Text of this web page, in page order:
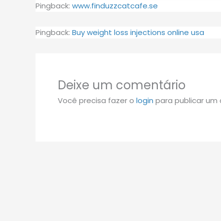
Pingback: www.finduzzcatcafe.se
Pingback: Buy weight loss injections online usa
Deixe um comentário
Você precisa fazer o login para publicar um